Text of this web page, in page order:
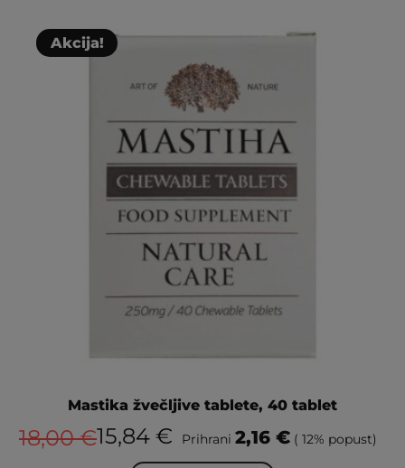
Akcija!
Mastika žvečljive tablete, 40 tablet
18,00€15,84 € Prihrani 2,16 € ( 12% popust)